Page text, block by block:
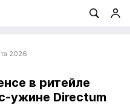
2026
в ритейле
ужине Directum